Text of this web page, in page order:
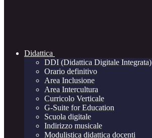
Didattica
DDI (Didattica Digitale Integrata)
Orario definitivo
Area Inclusione
Area Intercultura
Curricolo Verticale
G-Suite for Education
Scuola digitale
Indirizzo musicale
Modulistica didattica docenti